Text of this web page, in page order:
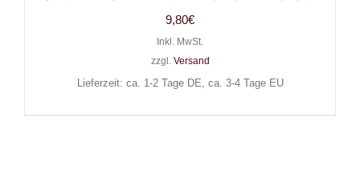
9,80€
Inkl. MwSt.
zzgl. Versand
Lieferzeit: ca. 1-2 Tage DE, ca. 3-4 Tage EU